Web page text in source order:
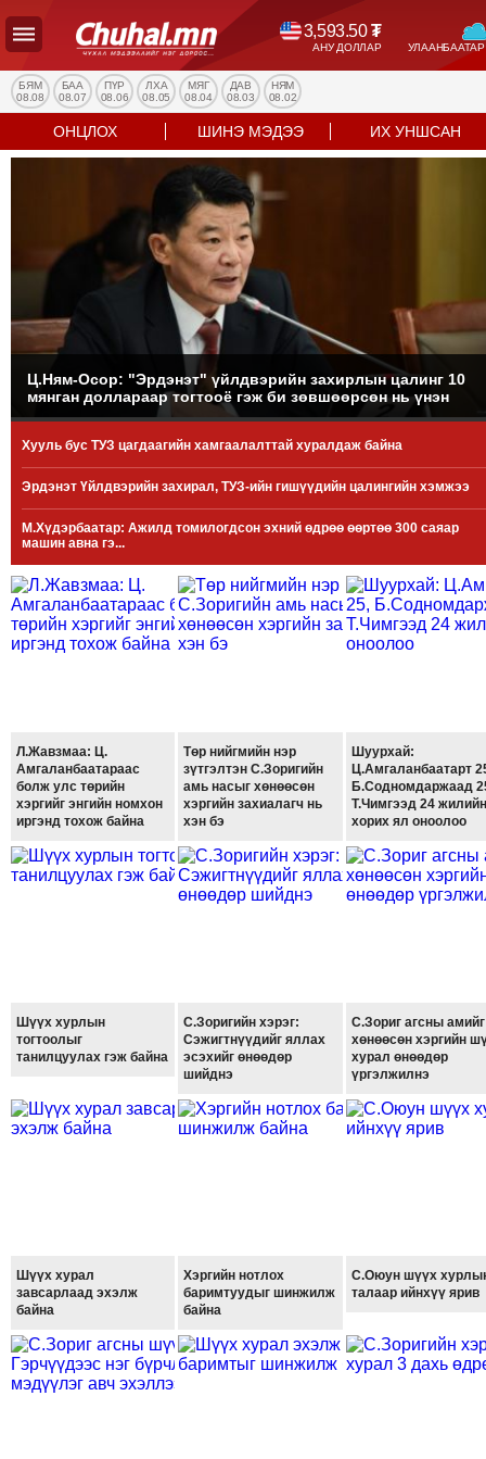
3,593.50₮
АНУ ДОЛЛАР
УЛС
ТӨР
НИЙГЭМ
ДЭЛХИЙН
БИЗНЕС
МЭДЭЭ
НИЙСЛЭЛ
ТАНИН
МЭДЭХҮЙ
ТЕХНОЛОГИ
ЭРДЭНЭТ
ҮЙЛДВЭРИЙН
ЭРГЭН
ТОЙРОНД
ТОЙРОНД
"ОУВС"-
ИЙН
ЭРГЭН
ТОЙРОНД
ДЭЛБЭРСЭН
ОСЛЫН
ТОЙРОНД
СОНГУУЛИЙН
ЭРГЭН
ТОЙРОНД
29
БЯМ
08.08
БАА
08.07
ПҮР
08.06
ЛХА
08.05
МЯГ
08.04
ДАВ
08.03
НЯМ
08.02
ОНЦЛОХ ШИНЭ МЭДЭЭ ИХ УНШСАН
Ц.Ням-Осор: "Эрдэнэт" үйлдвэрийн захирлын цалинг 10
мянган доллараар тогтооё гэж би зөвшөөрсөн нь үнэн
Хууль бус ТУЗ цагдаагийн хамгаалалттай хуралдаж байна
Эрдэнэт Үйлдвэрийн захирал, ТУЗ-ийн гишүүдийн цалингийн хэмжээ
М.Хүдэрбаатар: Ажилд томилогдсон эхний өдрөө өөртөө 300 саяар
машин авна гэ...
Л.Жавзмаа: Ц.
Амгаланбаатараас
болж улс төрийн
хэргийг энгийн номхон
иргэнд тохож байна
Төр нийгмийн нэр
зүтгэлтэн С.Зоригийн
амь насыг хөнөөсөн
хэргийн захиалагч нь
хэн бэ
Шуурхай:
Ц.Амгаланбаатарт
Б.Содномдаржаад
Т.Чимгээд 24 жилийн
хорих ял оноолоо
Шүүх хурлын
тогтоолыг
танилцуулах гэж байна
С.Зоригийн хэрэг:
Сэжигтнүүдийг яллах
эсэхийг өнөөдөр
шийднэ
С.Зориг агсны амийг
хөнөөсөн хэргийн
хурал өнөөдөр
үргэлжилнэ
Шүүх хурал
завсарлаад эхэлж
байна
Хэргийн нотлох
баримтуудыг шинжилж
байна
С.Оюун шүүх
талаар ийнхүү ярив